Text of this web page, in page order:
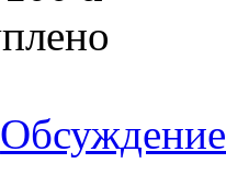
Обсуждение